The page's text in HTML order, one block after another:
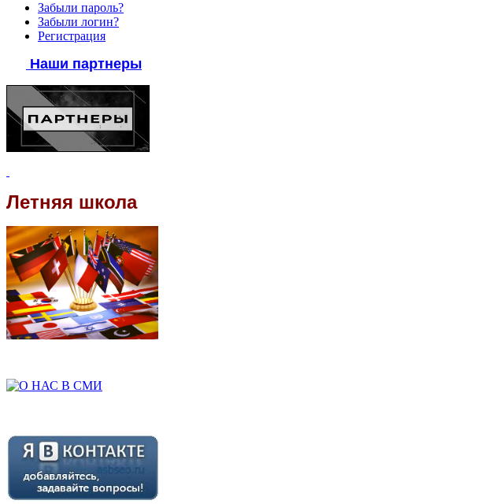
Забыли пароль?
Забыли логин?
Регистрация
Наши партнеры
Летняя школа